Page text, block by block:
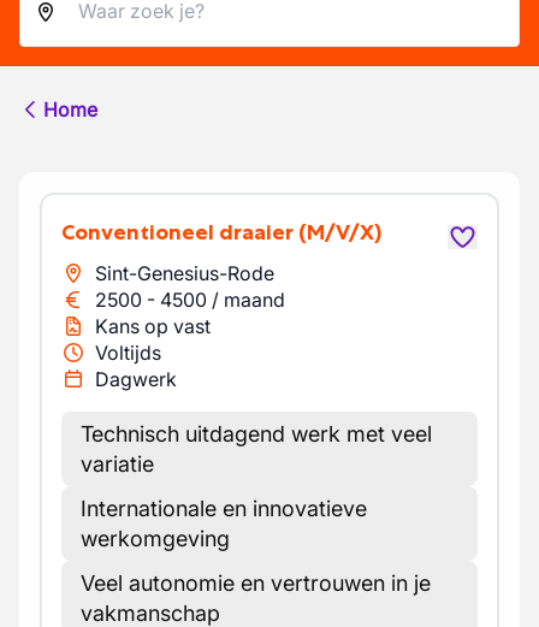
Home
Conventioneel draaier (M/V/X)
Sint-Genesius-Rode
2500 - 4500 / maand
Kans op vast
Voltijds
Dagwerk
Technisch uitdagend werk met veel
variatie
Internationale en innovatieve
werkomgeving
Veel autonomie en vertrouwen in je
vakmanschap